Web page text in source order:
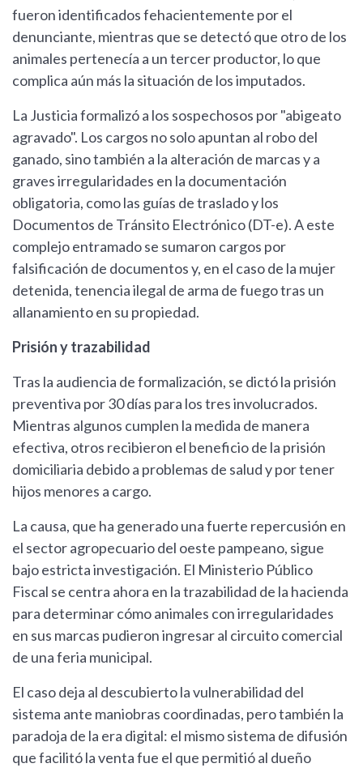
fueron identificados fehacientemente por el
denunciante, mientras que se detectó que otro de los
animales pertenecía a un tercer productor, lo que
complica aún más la situación de los imputados.
La Justicia formalizó a los sospechosos por "abigeato
agravado". Los cargos no solo apuntan al robo del
ganado, sino también a la alteración de marcas y a
graves irregularidades en la documentación
obligatoria, como las guías de traslado y los
Documentos de Tránsito Electrónico (DT-e). A este
complejo entramado se sumaron cargos por
falsificación de documentos y, en el caso de la mujer
detenida, tenencia ilegal de arma de fuego tras un
allanamiento en su propiedad.
Prisión y trazabilidad
Tras la audiencia de formalización, se dictó la prisión
preventiva por 30 días para los tres involucrados.
Mientras algunos cumplen la medida de manera
efectiva, otros recibieron el beneficio de la prisión
domiciliaria debido a problemas de salud y por tener
hijos menores a cargo.
La causa, que ha generado una fuerte repercusión en
el sector agropecuario del oeste pampeano, sigue
bajo estricta investigación. El Ministerio Público
Fiscal se centra ahora en la trazabilidad de la hacienda
para determinar cómo animales con irregularidades
en sus marcas pudieron ingresar al circuito comercial
de una feria municipal.
El caso deja al descubierto la vulnerabilidad del
sistema ante maniobras coordinadas, pero también la
paradoja de la era digital: el mismo sistema de difusión
que facilitó la venta fue el que permitió al dueño